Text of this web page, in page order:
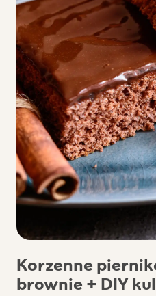
Korzenne
brownie + DIY